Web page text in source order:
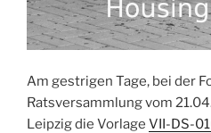
Am gestrigen Tage, bei der
Ratsversammlung vom
Leipzig die Vorlage VII-DS-